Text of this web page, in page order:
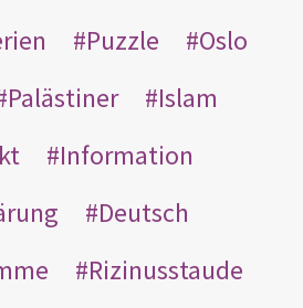
Puzzle
Oslo
Palästiner
Islam
Information
Deutsch
Rizinusstaude